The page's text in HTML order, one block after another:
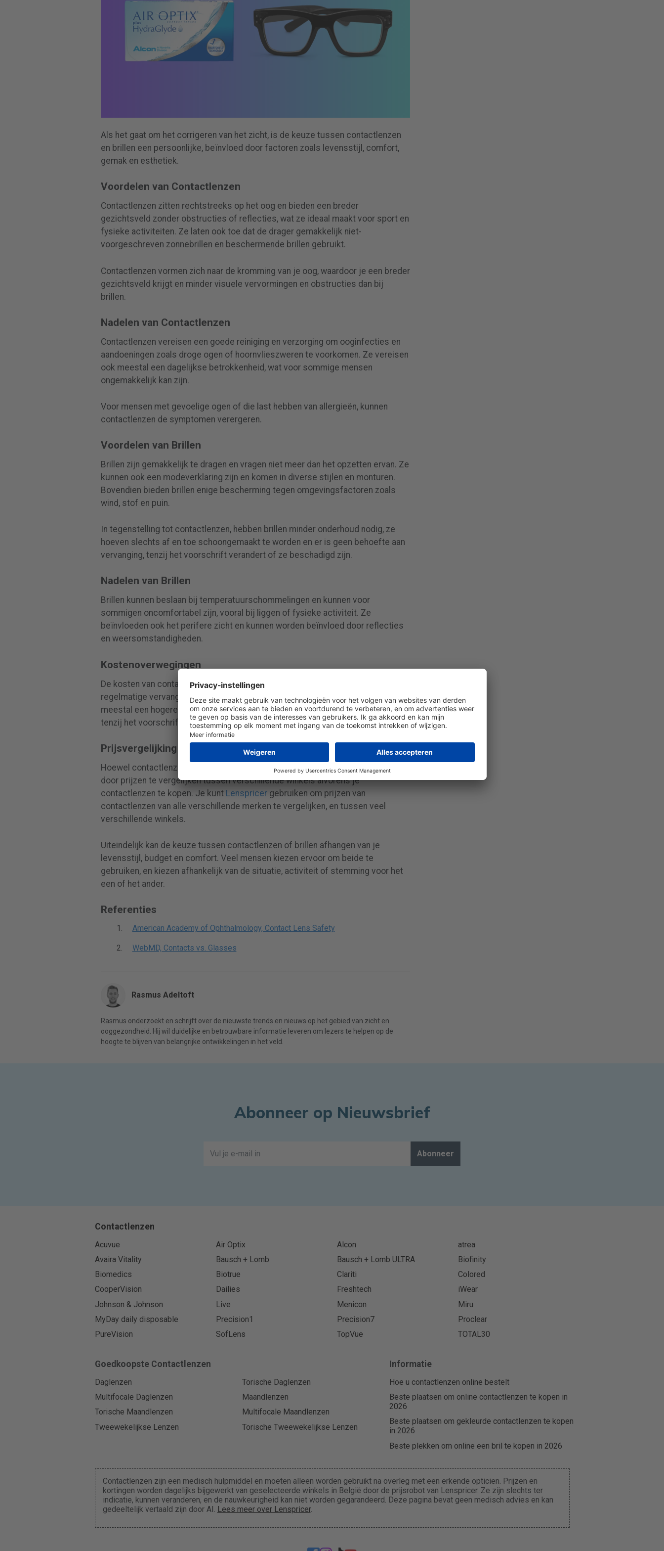
Als het gaat om het corrigeren van het zicht, is de keuze tussen contactlenzen
en brillen een persoonlijke, beïnvloed door factoren zoals levensstijl, comfort,
gemak en esthetiek.
Voordelen van Contactlenzen
Contactlenzen zitten rechtstreeks op het oog en bieden een breder
gezichtsveld zonder obstructies of reflecties, wat ze ideaal maakt voor sport en
fysieke activiteiten. Ze laten ook toe dat de drager gemakkelijk niet-
voorgeschreven zonnebrillen en beschermende brillen gebruikt.
Contactlenzen vormen zich naar de kromming van je oog, waardoor je een breder
gezichtsveld krijgt en minder visuele vervormingen en obstructies dan bij
brillen.
Nadelen van Contactlenzen
Contactlenzen vereisen een goede reiniging en verzorging om ooginfecties en
aandoeningen zoals droge ogen of hoornvlieszweren te voorkomen. Ze vereisen
ook meestal een dagelijkse betrokkenheid, wat voor sommige mensen
ongemakkelijk kan zijn.
Voor mensen met gevoelige ogen of die last hebben van allergieën, kunnen
contactlenzen de symptomen verergeren.
Voordelen van Brillen
Brillen zijn gemakkelijk te dragen en vragen niet meer dan het opzetten ervan. Ze
kunnen ook een modeverklaring zijn en komen in diverse stijlen en monturen.
Bovendien bieden brillen enige bescherming tegen omgevingsfactoren zoals
wind, stof en puin.
In tegenstelling tot contactlenzen, hebben brillen minder onderhoud nodig, ze
hoeven slechts af en toe schoongemaakt te worden en er is geen behoefte aan
vervanging, tenzij het voorschrift verandert of ze beschadigd zijn.
Nadelen van Brillen
Brillen kunnen beslaan bij temperatuurschommelingen en kunnen voor
sommigen oncomfortabel zijn, vooral bij liggen of fysieke activiteit. Ze
beïnvloeden ook het perifere zicht en kunnen worden beïnvloed door reflecties
en weersomstandigheden.
Kostenoverwegingen
De kosten van contactlenzen kunnen oplopen vanwege de noodzaak van
regelmatige vervanging en de aankoop van reinigingsoplossingen. Brillen hebben
meestal een hogere initiële kosten, maar kunnen op termijn economischer zijn,
tenzij het voorschrift vaak verandert.
Prijsvergelijking van Contactlenzen
Hoewel contactlenzen misschien iets duurder zijn, is er veel geld te besparen
door prijzen te vergelijken tussen verschillende winkels alvorens je
contactlenzen te kopen. Je kunt Lenspricergebruiken om prijzen van
contactlenzen van alle verschillende merken te vergelijken, en tussen veel
verschillende winkels.
Uiteindelijk kan de keuze tussen contactlenzen of brillen afhangen van je
levensstijl, budget en comfort. Veel mensen kiezen ervoor om beide te
gebruiken, en kiezen afhankelijk van de situatie, activiteit of stemming voor het
een of het ander.
Referenties
American Academy of Ophthalmology, Contact Lens Safety
WebMD, Contacts vs. Glasses
Rasmus Adeltoft
Rasmus onderzoekt en schrijft over de nieuwste trends en nieuws op het gebied van zicht en
ooggezondheid. Hij wil duidelijke en betrouwbare informatie leveren om lezers te helpen op de
hoogte te blijven van belangrijke ontwikkelingen in het veld.
Abonneer op Nieuwsbrief
Abonneer
Contactlenzen
Acuvue Air Optix Alcon
atrea
Avaira Vitality
Bausch + Lomb Bausch + Lomb ULTRA
Biofinity
Biomedics
Biotrue Clariti
Colored
CooperVision
Dailies Freshtech
iWear
Johnson & Johnson
Live Menicon
Miru
MyDay daily disposable
Precision1 Precision7
Proclear
PureVision
SofLens TopVue TOTAL30
Goedkoopste Contactlenzen
Daglenzen
Torische Daglenzen
Multifocale Daglenzen
Maandlenzen
Torische Maandlenzen
Multifocale Maandlenzen
Tweewekelijkse Lenzen
Torische Tweewekelijkse Lenzen
Informatie
Hoe u contactlenzen online bestelt
Beste plaatsen om online contactlenzen te kopen in
2026
Beste plaatsen om gekleurde contactlenzen te kopen
in 2026
Beste plekken om online een bril te kopen in 2026
Contactlenzen zijn een medisch hulpmiddel en moeten alleen worden gebruikt na overleg met een erkende opticien. Prijzen en
kortingen worden dagelijks bijgewerkt van geselecteerde winkels in België door de prijsrobot van Lenspricer. Ze zijn slechts ter
indicatie, kunnen veranderen, en de nauwkeurigheid kan niet worden gegarandeerd. Deze pagina bevat geen medisch advies en kan
gedeeltelijk vertaald zijn door AI. Lees meer over Lenspricer.